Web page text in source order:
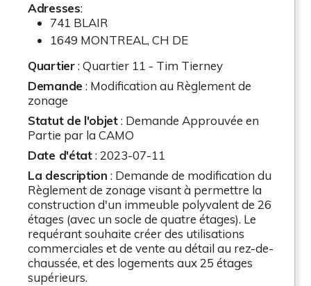
Adresses:
741 BLAIR
1649 MONTREAL, CH DE
Quartier: Quartier 11 - Tim Tierney
Demande : Modification au Règlement de
zonage
Statut de l'objet: Demande Approuvée en
Partie par la CAMO
Date d'état: 2023-07-11
La description : Demande de modification du
Règlement de zonage visant à permettre la
construction d'un immeuble polyvalent de 26
étages (avec un socle de quatre étages). Le
requérant souhaite créer des utilisations
commerciales et de vente au détail au rez-de-
chaussée, et des logements aux 25 étages
supérieurs.